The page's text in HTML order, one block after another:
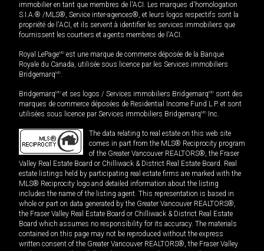
immobilier en tant que membres de l'ACI. Les marques d'homologation
S.I.A.® /MLS®, Service inter-agences®, et leurs logos respectifs sont la
propriété de l'ACI, et ils servent à identifier les services immobiliers que
fournissent les courtiers et agents membres de l'ACI.
Royal LePageMD est une marque de commerce déposée de la Banque
Royale du Canada, utilisée sous licence par les Services immobiliers
BridgemarqMD.
BridgemarqMD et ses logos / Services immobiliers BridgemarqMD sont des
marques de commerce déposées de Residential Income Fund L.P. et sont
utilisées sous licence par Services immobiliers BridgemarqMD Inc.
The data relating to real estate on this web site
comes in part from the MLS® Reciprocity program
of the Greater Vancouver REALTORS®, the Fraser
Valley Real Estate Board or Chilliwack & District Real Estate Board. Real
estate listings held by participating real estate firms are marked with the
MLS® Reciprocity logo and detailed information about the listing
includes the name of the listing agent. This representation is based in
whole or part on data generated by the Greater Vancouver REALTORS®,
the Fraser Valley Real Estate Board or Chilliwack & District Real Estate
Board which assumes no responsibility for its accuracy. The materials
contained on this page may not be reproduced without the express
written consent of the Greater Vancouver REALTORS®, the Fraser Valley